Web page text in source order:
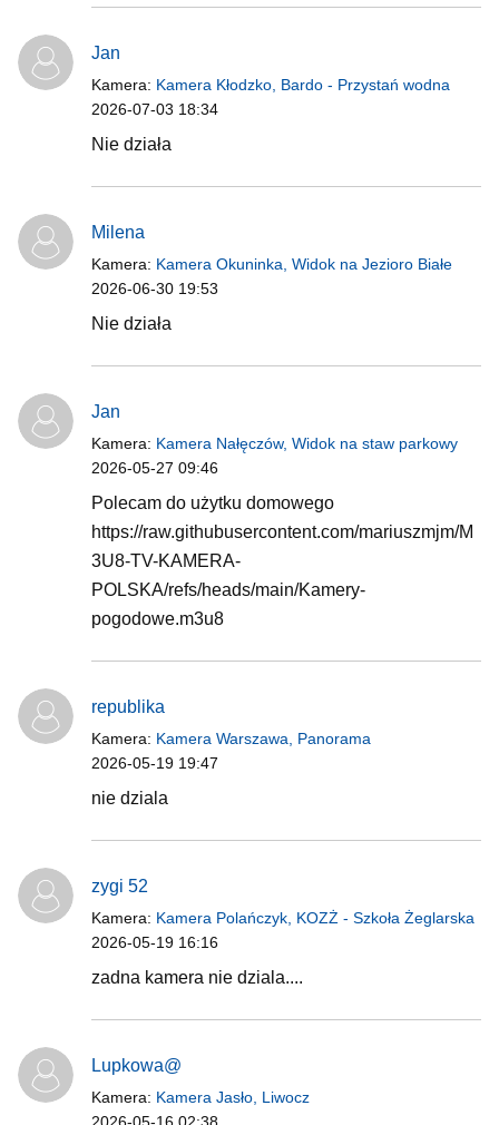
Jan
Kamera: Kamera Kłodzko, Bardo - Przystań wodna
2026-07-03 18:34
Nie działa
Milena
Kamera: Kamera Okuninka, Widok na Jezioro Białe
2026-06-30 19:53
Nie działa
Jan
Kamera: Kamera Nałęczów, Widok na staw parkowy
2026-05-27 09:46
Polecam do użytku domowego
https://raw.githubusercontent.com/mariuszmjm/M
3U8-TV-KAMERA-
POLSKA/refs/heads/main/Kamery-
pogodowe.m3u8
republika
Kamera: Kamera Warszawa, Panorama
2026-05-19 19:47
nie dziala
zygi 52
Kamera: Kamera Polańczyk, KOZŻ - Szkoła Żeglarska
2026-05-19 16:16
zadna kamera nie dziala....
Lupkowa@
Kamera: Kamera Jasło, Liwocz
2026-05-16 02:38